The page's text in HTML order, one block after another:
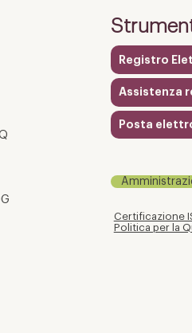
per raccontare la
Valtellina
Registro
Assistenza
Posta
Certificazione
Politica per la